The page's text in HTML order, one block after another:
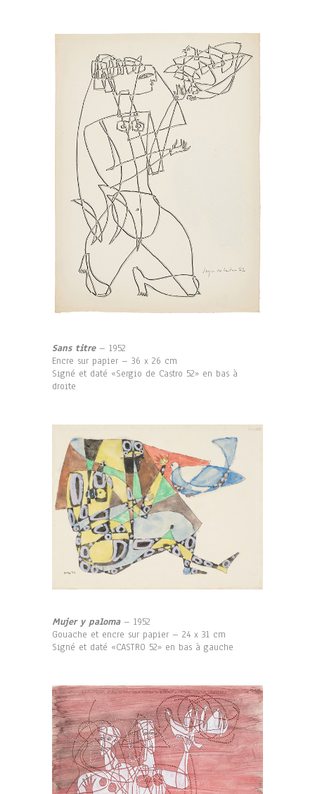
Sans titre – 1952
Encre sur papier – 36 x 26 cm
Signé et daté «Sergio de Castro 52» en bas à
droite
Mujer y paloma– 1952
Gouache et encre sur papier – 24 x 31 cm
Signé et daté «CASTRO 52» en bas à gauche